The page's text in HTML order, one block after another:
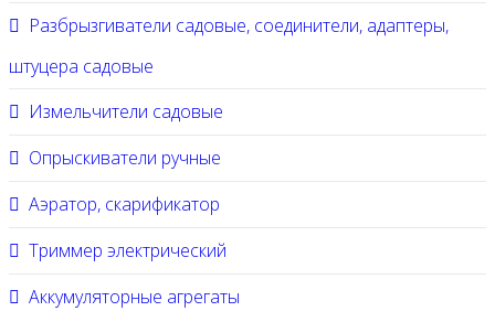
Разбрызгиватели садовые, соединители, адаптеры,
штуцера садовые
Измельчители садовые
Опрыскиватели ручные
Аэратор, скарификатор
Триммер электрический
Аккумуляторные агрегаты